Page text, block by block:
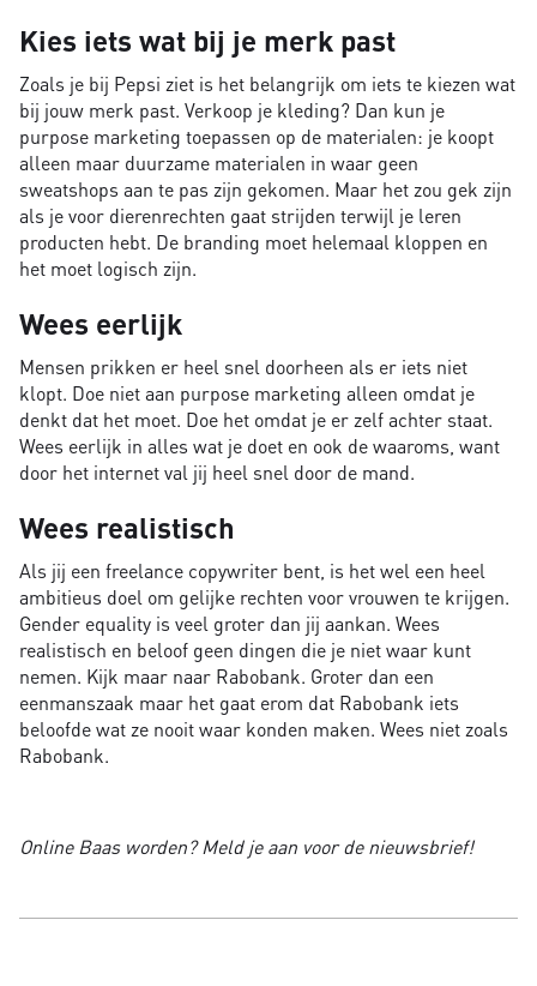
Kies iets wat bij je merk past
Zoals je bij Pepsi ziet is het belangrijk om iets te kiezen wat
bij jouw merk past. Verkoop je kleding? Dan kun je
purpose marketing toepassen op de materialen: je koopt
alleen maar duurzame materialen in waar geen
sweatshops aan te pas zijn gekomen. Maar het zou gek zijn
als je voor dierenrechten gaat strijden terwijl je leren
producten hebt. De branding moet helemaal kloppen en
het moet logisch zijn.
Wees eerlijk
Mensen prikken er heel snel doorheen als er iets niet
klopt. Doe niet aan purpose marketing alleen omdat je
denkt dat het moet. Doe het omdat je er zelf achter staat.
Wees eerlijk in alles wat je doet en ook de waaroms, want
door het internet val jij heel snel door de mand.
Wees realistisch
Als jij een freelance copywriter bent, is het wel een heel
ambitieus doel om gelijke rechten voor vrouwen te krijgen.
Gender equality is veel groter dan jij aankan. Wees
realistisch en beloof geen dingen die je niet waar kunt
nemen. Kijk maar naar Rabobank. Groter dan een
eenmanszaak maar het gaat erom dat Rabobank iets
beloofde wat ze nooit waar konden maken. Wees niet zoals
Rabobank.
Online Baas worden? Meld je aan voor de nieuwsbrief!